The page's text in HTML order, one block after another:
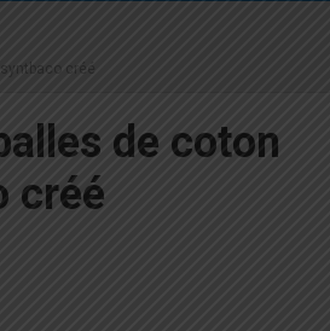
créé
de coton
créé